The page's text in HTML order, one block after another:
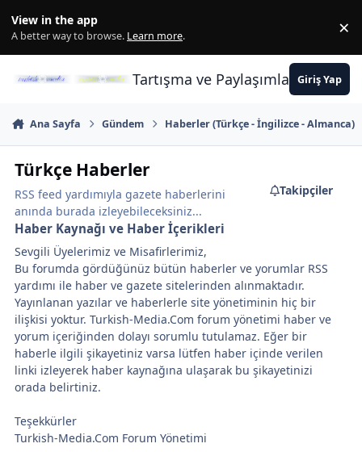
View in the app
A better way to browse. Learn more. ×
Tartışma ve PaylaşımlarınGiriş Yap
Ana Sayfa Gündem Haberler (Türkçe - İngilizce - Almanca)
Türkçe Haberler
RSS feed yardımıyla gazete haberlerini
anında burada izleyebileceksiniz...
Takipçiler
Haber Kaynağı ve Haber İçerikleri
Sevgili Üyelerimiz ve Misafirlerimiz,
Bu forumda gördüğünüz bütün haberler ve yorumlar RSS
yardımı ile haber ve gazete sitelerinden alınmaktadır.
Yayınlanan yazılar ve haberlerle site yönetiminin hiç bir
ilişkisi yoktur. Turkish-Media.Com forum yönetimi haber ve
yorum içeriğinden dolayı sorumlu tutulamaz. Eğer bir
haberle ilgili şikayetiniz varsa lütfen haber içinde verilen
linki izleyerek haber kaynağına ulaşarak bu şikayetinizi
orada belirtiniz.
Teşekkürler
Turkish-Media.Com Forum Yönetimi